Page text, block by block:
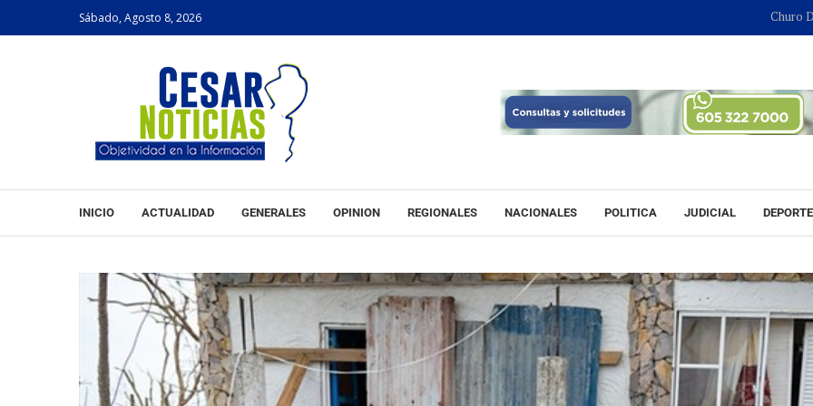
Sábado, Agosto 8, 2026 Churo Díaz
INICIO ACTUALIDAD GENERALES OPINION REGIONALES NACIONALES POLITICA JUDICIAL